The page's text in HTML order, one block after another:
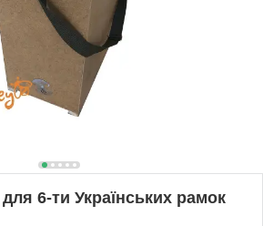
6-ти Українських рамок